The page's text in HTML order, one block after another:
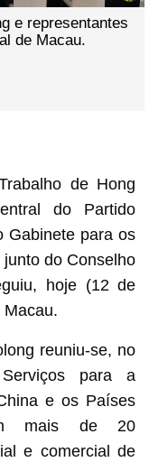
e representantes
de Macau.
de Hong
do Partido
Gabinete para os
do Conselho
hoje (12 de
reuniu-se, no
para a
e os Países
mais de 20
e comercial de